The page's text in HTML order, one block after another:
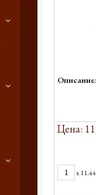
Описание:
Цена:
x11.44